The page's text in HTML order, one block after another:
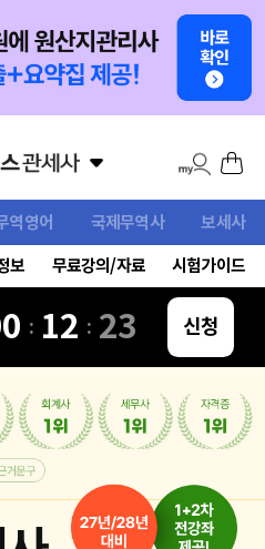
역영어 국제무역사 보세사
보 무료강의/자료 시험가이드
: 12 : 22 신청